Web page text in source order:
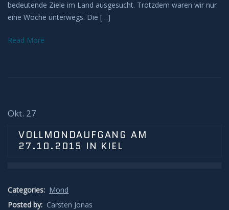
Impressum
bedeutende Ziele im Land ausgesucht. Trotzdem waren wir nur
eine Woche unterwegs. Die […]
Read More
Okt. 27
VOLLMONDAUFGANG AM
27.10.2015 IN KIEL
Categories: Mond
Posted by: Carsten Jonas